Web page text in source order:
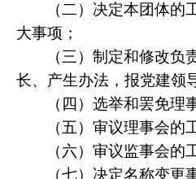
（二）决定本团体的
大事项；
（三）制定和修改
长、产生办法，报党建领
（四）选举和罢免理
（五）审议理事会的
（六）审议监事会的
（七）决定名称变更